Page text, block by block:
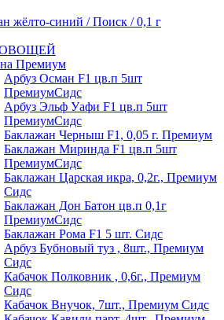
жёлто-синий / Поиск / 0,1 г
Премиум
Арбуз Осман F1 цв.п 5шт
ПремиумСидс
Арбуз Эльф Уафи F1 цв.п 5шт
ПремиумСидс
Баклажан Черныш F1, 0,05 г. Премиум
Баклажан Миринда F1 цв.п 5шт
ПремиумСидс
Баклажан Царская икра, 0,2г., Премиум
Сидс
Баклажан Дон Батон цв.п 0,1г
ПремиумСидс
Баклажан Рома F1 5 шт. Сидс
Арбуз Бубновый туз , 8шт., Премиум
Сидс
Кабачок Полковник , 0,6г., Премиум
Сидс
Кабачок Внучок, 7шт., Премиум Сидс